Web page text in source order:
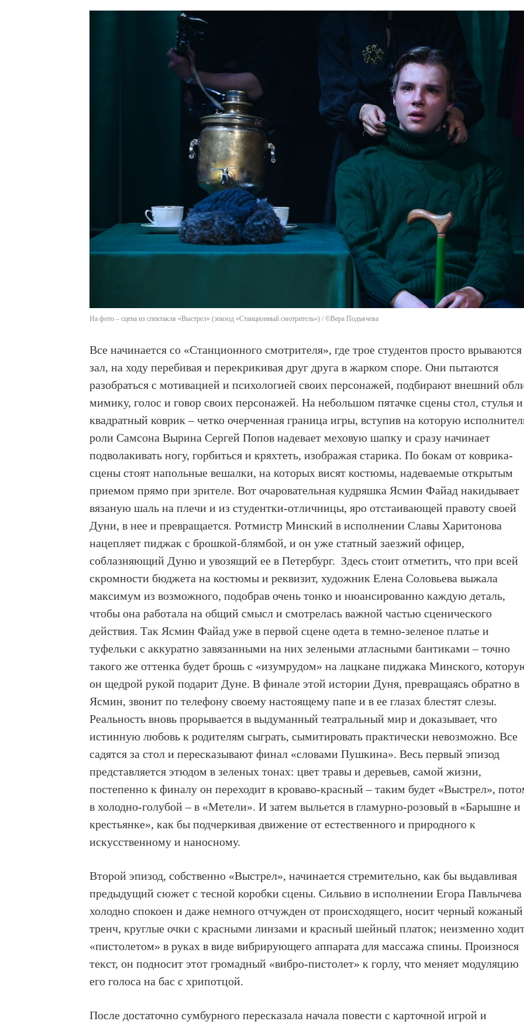
На фото – сцена из спектакля «Выстрел» (эпизод «Станционный смотритель») / ©Вера Подъячева
Все начинается со «Станционного смотрителя», где трое студентов просто врываются
зал, на ходу перебивая и перекрикивая друг друга в жарком споре. Они пытаются
разобраться с мотивацией и психологией своих персонажей, подбирают внешний
мимику, голос и говор своих персонажей. На небольшом пятачке сцены стол, стулья и
квадратный коврик – четко очерченная граница игры, вступив на которую
роли Самсона Вырина Сергей Попов надевает меховую шапку и сразу начинает
подволакивать ногу, горбиться и кряхтеть, изображая старика. По бокам от коврика-
сцены стоят напольные вешалки, на которых висят костюмы, надеваемые открытым
приемом прямо при зрителе. Вот очаровательная кудряшка Ясмин Файад накидывает
вязаную шаль на плечи и из студентки-отличницы, яро отстаивающей правоту своей
Дуни, в нее и превращается. Ротмистр Минский в исполнении Славы Харитонова
нацепляет пиджак с брошкой-блямбой, и он уже статный заезжий офицер,
соблазняющий Дуню и увозящий ее в Петербург. Здесь стоит отметить, что при всей
скромности бюджета на костюмы и реквизит, художник Елена Соловьева выжала
максимум из возможного, подобрав очень тонко и нюансированно каждую деталь,
чтобы она работала на общий смысл и смотрелась важной частью сценического
действия. Так Ясмин Файад уже в первой сцене одета в темно-зеленое платье и
туфельки с аккуратно завязанными на них зелеными атласными бантиками – точно
такого же оттенка будет брошь с «изумрудом» на лацкане пиджака Минского,
он щедрой рукой подарит Дуне. В финале этой истории Дуня, превращаясь обратно в
Ясмин, звонит по телефону своему настоящему папе и в ее глазах блестят слезы.
Реальность вновь прорывается в выдуманный театральный мир и доказывает, что
истинную любовь к родителям сыграть, сымитировать практически невозможно. Все
садятся за стол и пересказывают финал «словами Пушкина». Весь первый эпизод
представляется этюдом в зеленых тонах: цвет травы и деревьев, самой жизни,
постепенно к финалу он переходит в кроваво-красный – таким будет «Выстрел»,
в холодно-голубой – в «Метели». И затем выльется в гламурно-розовый в «Барышне и
крестьянке», как бы подчеркивая движение от естественного и природного к
искусственному и наносному.
Второй эпизод, собственно «Выстрел», начинается стремительно, как бы выдавливая
предыдущий сюжет с тесной коробки сцены. Сильвио в исполнении Егора Павлычева
холодно спокоен и даже немного отчужден от происходящего, носит черный кожаный
тренч, круглые очки с красными линзами и красный шейный платок; неизменно
«пистолетом» в руках в виде вибрирующего аппарата для массажа спины. Произнося
текст, он подносит этот громадный «вибро-пистолет» к горлу, что меняет модуляцию
его голоса на бас с хрипотцой.
После достаточно сумбурного пересказала начала повести с карточной игрой и